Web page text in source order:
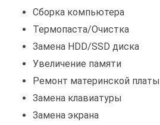
Сборка компьютера
Термопаста/Очистка
Замена HDD/SSD диска
Увеличение памяти
Ремонт материнской платы
Замена клавиатуры
Замена экрана